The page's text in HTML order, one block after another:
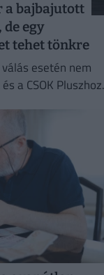
a bajbajutott
egy
tehet tönkre
esetén nem
a CSOK Pluszhoz